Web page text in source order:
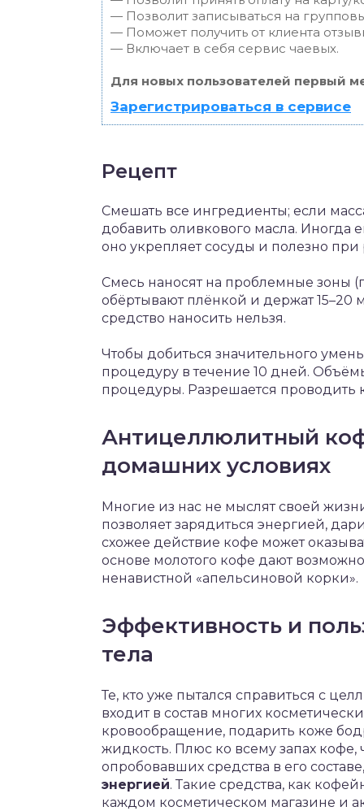
— Позволит записываться на
— Поможет получить от клиента
— Включает в себя сервис чаевых.
Для новых пользователей первый
Зарегистрироваться в сервисе
Рецепт
Смешать все ингредиенты; если
добавить оливкового масла. Иногда
оно укрепляет сосуды и полезно при
Смесь наносят на проблемные зоны
обёртывают плёнкой и держат 15–20
средство наносить нельзя.
Чтобы добиться значительного
процедуру в течение 10 дней.
процедуры. Разрешается проводить
Антицеллюлитный
домашних условиях
Многие из нас не мыслят своей
позволяет зарядиться энергией,
схожее действие кофе может
основе молотого кофе дают
ненавистной «апельсиновой корки».
Эффективность и
тела
Те, кто уже пытался справиться с
входит в состав многих
кровообращение, подарить коже
жидкость. Плюс ко всему запах
опробовавших средства в его
энергией. Такие средства, как
каждом косметическом магазине и